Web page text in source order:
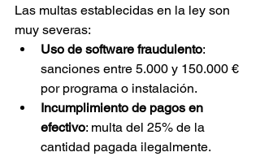
Las multas establecidas en la ley son
muy severas:
Uso de software fraudulento:
sanciones entre 5.000 y 150.000 €
por programa o instalación.
Incumplimiento de pagos en
efectivo: multa del 25% de la
cantidad pagada ilegalmente.